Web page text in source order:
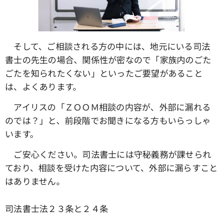
そして、ご相談される方の中には、地元にいる司法
書士の先生の場合、関係性が密なので「家族内のごた
ごたを知られたくない」といったご要望があること
は、よくあります。
アイリスの「ＺＯＯＭ相談の内容が、外部に漏れる
のでは？」と、前段階でお聞きになる方もいらっしゃ
います。
ご安心ください。司法書士には守秘義務が課せられ
ており、相談を受けた内容について、外部に漏らすこと
はありません。
司法書士法２３条と２４条